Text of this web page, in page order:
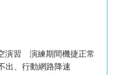
演習 演練期間機捷正常
出、行動網路降速